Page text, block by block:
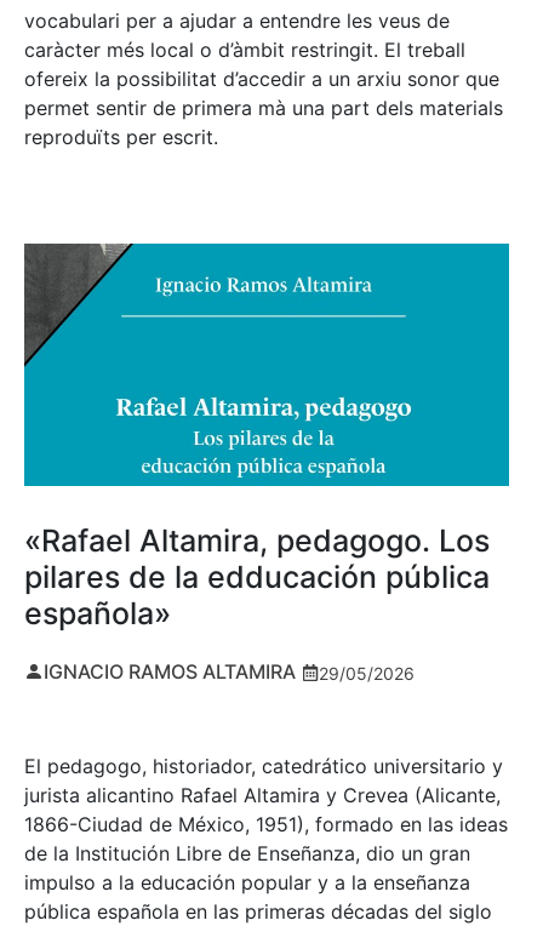
vocabulari per a ajudar a entendre les veus de
caràcter més local o d’àmbit restringit. El treball
ofereix la possibilitat d’accedir a un arxiu sonor que
permet sentir de primera mà una part dels materials
reproduïts per escrit.
«Rafael Altamira, pedagogo. Los
pilares de la edducación pública
española»
IGNACIO RAMOS ALTAMIRA 29/05/2026
El pedagogo, historiador, catedrático universitario y
jurista alicantino Rafael Altamira y Crevea (Alicante,
1866-Ciudad de México, 1951), formado en las ideas
de la Institución Libre de Enseñanza, dio un gran
impulso a la educación popular y a la enseñanza
pública española en las primeras décadas del siglo